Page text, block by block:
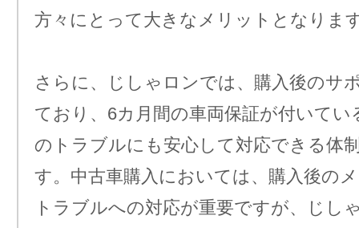
方々にとって大きなメリットとなりま
さらに、じしゃロンでは、購入後のサ
ており、6カ月間の車両保証が付いてい
のトラブルにも安心して対応できる体
す。中古車購入においては、購入後の
トラブルへの対応が重要ですが、じし